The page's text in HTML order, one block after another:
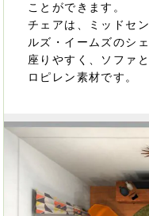
ことができます。
チェアは、ミッドセ
ルズ・イームズのシ
座りやすく、ソファ
ロピレン素材です。